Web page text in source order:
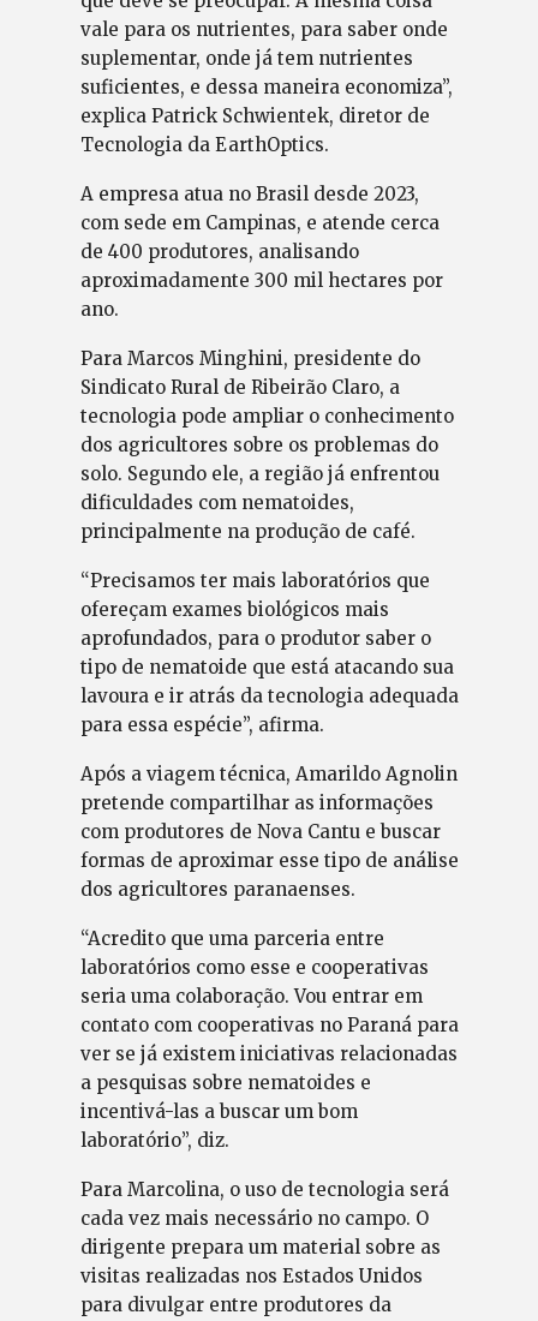
vale para os nutrientes, para saber onde
suplementar, onde já tem nutrientes
suficientes, e dessa maneira economiza”,
explica Patrick Schwientek, diretor de
Tecnologia da EarthOptics.
A empresa atua no Brasil desde 2023,
com sede em Campinas, e atende cerca
de 400 produtores, analisando
aproximadamente 300 mil hectares por
ano.
Para Marcos Minghini, presidente do
Sindicato Rural de Ribeirão Claro, a
tecnologia pode ampliar o conhecimento
dos agricultores sobre os problemas do
solo. Segundo ele, a região já enfrentou
dificuldades com nematoides,
principalmente na produção de café.
“Precisamos ter mais laboratórios que
ofereçam exames biológicos mais
aprofundados, para o produtor saber o
tipo de nematoide que está atacando sua
lavoura e ir atrás da tecnologia adequada
para essa espécie”, afirma.
Após a viagem técnica, Amarildo Agnolin
pretende compartilhar as informações
com produtores de Nova Cantu e buscar
formas de aproximar esse tipo de análise
dos agricultores paranaenses.
“Acredito que uma parceria entre
laboratórios como esse e cooperativas
seria uma colaboração. Vou entrar em
contato com cooperativas no Paraná para
ver se já existem iniciativas relacionadas
a pesquisas sobre nematoides e
incentivá-las a buscar um bom
laboratório”, diz.
Para Marcolina, o uso de tecnologia será
cada vez mais necessário no campo. O
dirigente prepara um material sobre as
visitas realizadas nos Estados Unidos
para divulgar entre produtores da